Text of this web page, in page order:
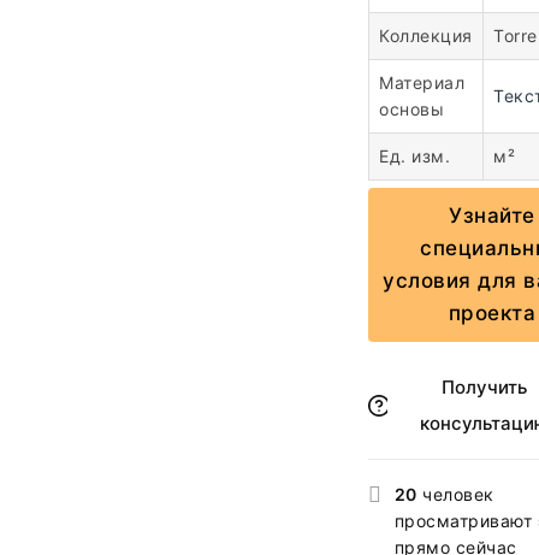
Коллекция
Материал
основы
Ед. изм. м²
Узнайте
условия для
проекта
Получить
20 человек
просматривают
прямо сейчас